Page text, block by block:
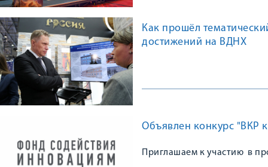
Как прошёл
достижений на ВДНХ
Объявлен конкурс "ВКР
Приглашаем к участию в